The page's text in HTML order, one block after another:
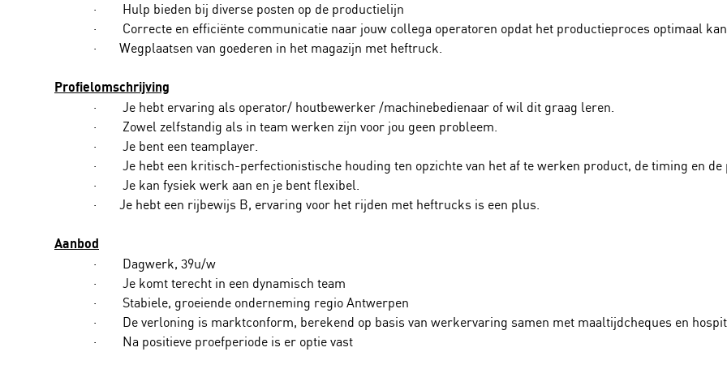
· Hulp bieden bij diverse posten op de productielijn
· Correcte en efficiënte communicatie naar jouw collega operatoren opdat het productieproces optimaal
· Wegplaatsen van goederen in het magazijn met heftruck.
Profielomschrijving
· Je hebt ervaring als operator/ houtbewerker /machinebedienaar of wil dit graag leren.
· Zowel zelfstandig als in team werken zijn voor jou geen probleem.
· Je bent een teamplayer.
· Je hebt een kritisch-perfectionistische houding ten opzichte van het af te werken product, de timing en de
· Je kan fysiek werk aan en je bent flexibel.
· Je hebt een rijbewijs B, ervaring voor het rijden met heftrucks is een plus.
Aanbod
· Dagwerk, 39u/w
· Je komt terecht in een dynamisch team
· Stabiele, groeiende onderneming regio Antwerpen
· De verloning is marktconform, berekend op basis van werkervaring samen met maaltijdcheques en
· Na positieve proefperiode is er optie vast